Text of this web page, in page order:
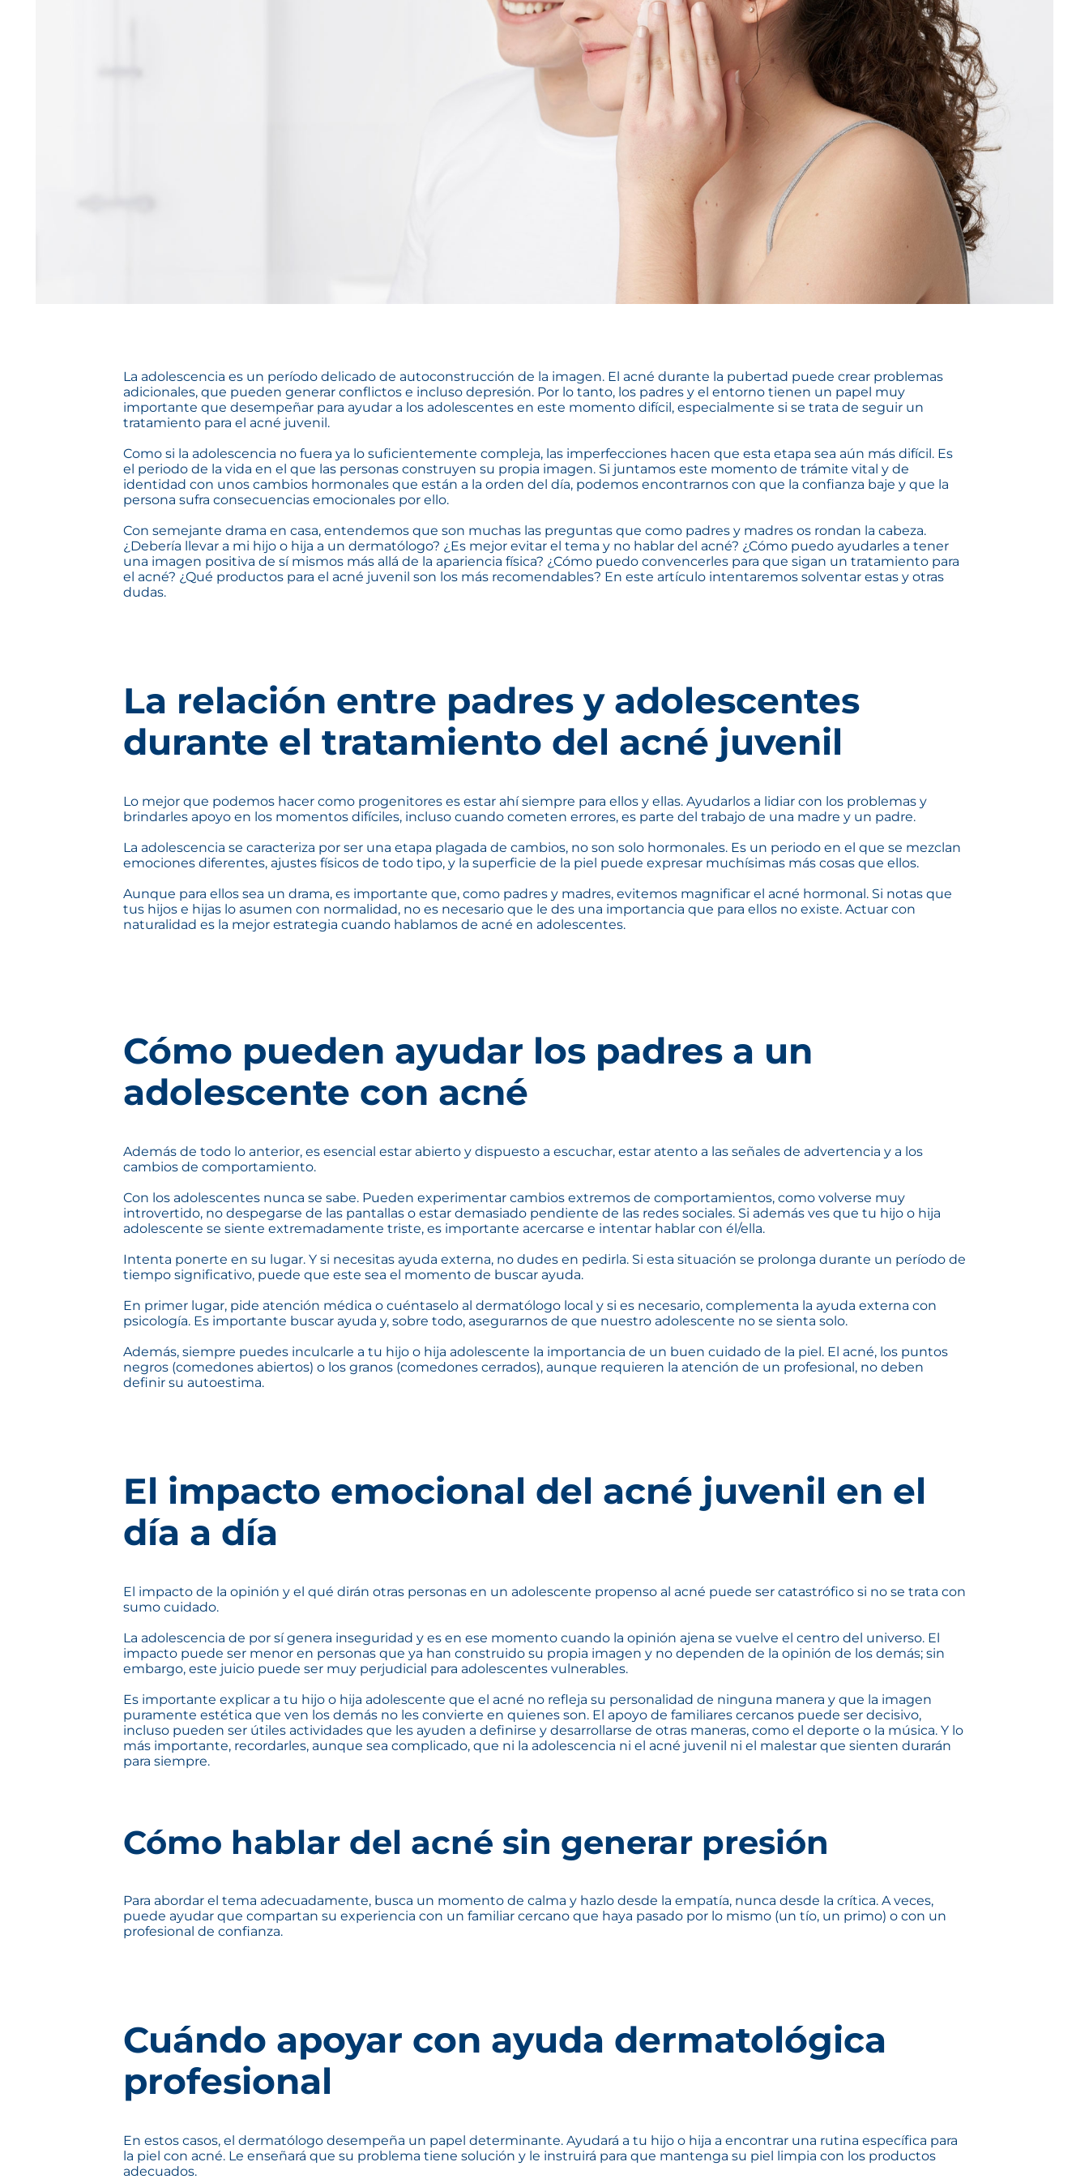
La adolescencia es un período delicado de autoconstrucción de la imagen. El acné durante la pubertad puede crear problemas
adicionales, que pueden generar conflictos e incluso depresión. Por lo tanto, los padres y el entorno tienen un papel muy
importante que desempeñar para ayudar a los adolescentes en este momento difícil, especialmente si se trata de seguir un
tratamiento para el acné juvenil.
Como si la adolescencia no fuera ya lo suficientemente compleja, las imperfecciones hacen que esta etapa sea aún más difícil. Es
el periodo de la vida en el que las personas construyen su propia imagen. Si juntamos este momento de trámite vital y de
identidad con unos cambios hormonales que están a la orden del día, podemos encontrarnos con que la confianza baje y que la
persona sufra consecuencias emocionales por ello.
Con semejante drama en casa, entendemos que son muchas las preguntas que como padres y madres os rondan la cabeza.
¿Debería llevar a mi hijo o hija a un dermatólogo? ¿Es mejor evitar el tema y no hablar del acné? ¿Cómo puedo ayudarles a tener
una imagen positiva de sí mismos más allá de la apariencia física? ¿Cómo puedo convencerles para que sigan un tratamiento para
el acné? ¿Qué productos para el acné juvenil son los más recomendables? En este artículo intentaremos solventar estas y otras
dudas.
La relación entre padres y adolescentes
durante el tratamiento del acné juvenil
Lo mejor que podemos hacer como progenitores es estar ahí siempre para ellos y ellas. Ayudarlos a lidiar con los problemas y
brindarles apoyo en los momentos difíciles, incluso cuando cometen errores, es parte del trabajo de una madre y un padre.
La adolescencia se caracteriza por ser una etapa plagada de cambios, no son solo hormonales. Es un periodo en el que se mezclan
emociones diferentes, ajustes físicos de todo tipo, y la superficie de la piel puede expresar muchísimas más cosas que ellos.
Aunque para ellos sea un drama, es importante que, como padres y madres, evitemos magnificar el acné hormonal. Si notas que
tus hijos e hijas lo asumen con normalidad, no es necesario que le des una importancia que para ellos no existe. Actuar con
naturalidad es la mejor estrategia cuando hablamos de acné en adolescentes.
Cómo pueden ayudar los padres a un
adolescente con acné
Además de todo lo anterior, es esencial estar abierto y dispuesto a escuchar, estar atento a las señales de advertencia y a los
cambios de comportamiento.
Con los adolescentes nunca se sabe. Pueden experimentar cambios extremos de comportamientos, como volverse muy
introvertido, no despegarse de las pantallas o estar demasiado pendiente de las redes sociales. Si además ves que tu hijo o hija
adolescente se siente extremadamente triste, es importante acercarse e intentar hablar con él/ella.
Intenta ponerte en su lugar. Y si necesitas ayuda externa, no dudes en pedirla. Si esta situación se prolonga durante un período de
tiempo significativo, puede que este sea el momento de buscar ayuda.
En primer lugar, pide atención médica o cuéntaselo al dermatólogo local y si es necesario, complementa la ayuda externa con
psicología. Es importante buscar ayuda y, sobre todo, asegurarnos de que nuestro adolescente no se sienta solo.
Además, siempre puedes inculcarle a tu hijo o hija adolescente la importancia de un buen cuidado de la piel. El acné, los puntos
negros (comedones abiertos) o los granos (comedones cerrados), aunque requieren la atención de un profesional, no deben
definir su autoestima.
El impacto emocional del acné juvenil en el
día a día
El impacto de la opinión y el qué dirán otras personas en un adolescente propenso al acné puede ser catastrófico si no se trata con
sumo cuidado.
La adolescencia de por sí genera inseguridad y es en ese momento cuando la opinión ajena se vuelve el centro del universo. El
impacto puede ser menor en personas que ya han construido su propia imagen y no dependen de la opinión de los demás; sin
embargo, este juicio puede ser muy perjudicial para adolescentes vulnerables.
Es importante explicar a tu hijo o hija adolescente que el acné no refleja su personalidad de ninguna manera y que la imagen
puramente estética que ven los demás no les convierte en quienes son. El apoyo de familiares cercanos puede ser decisivo,
incluso pueden ser útiles actividades que les ayuden a definirse y desarrollarse de otras maneras, como el deporte o la música. Y lo
más importante, recordarles, aunque sea complicado, que ni la adolescencia ni el acné juvenil ni el malestar que sienten durarán
para siempre.
Cómo hablar del acné sin generar presión
Para abordar el tema adecuadamente, busca un momento de calma y hazlo desde la empatía, nunca desde la crítica. A veces,
puede ayudar que compartan su experiencia con un familiar cercano que haya pasado por lo mismo (un tío, un primo) o con un
profesional de confianza.
Cuándo apoyar con ayuda dermatológica
profesional
En estos casos, el dermatólogo desempeña un papel determinante. Ayudará a tu hijo o hija a encontrar una rutina específica para
la piel con acné. Le enseñará que su problema tiene solución y le instruirá para que mantenga su piel limpia con los productos
adecuados.